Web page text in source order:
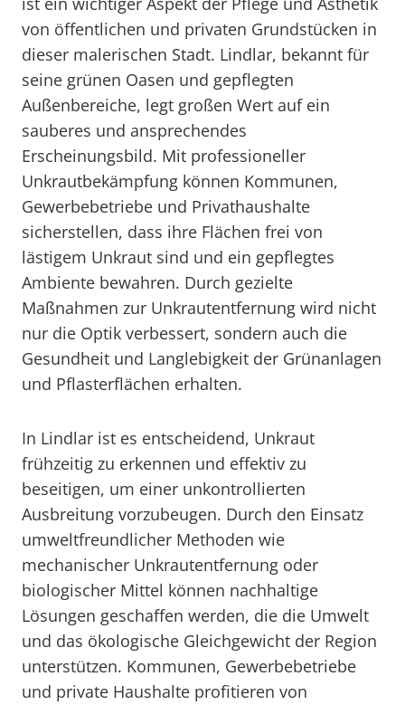
von öffentlichen und privaten Grundstücken in
dieser malerischen Stadt. Lindlar, bekannt für
seine grünen Oasen und gepflegten
Außenbereiche, legt großen Wert auf ein
sauberes und ansprechendes
Erscheinungsbild. Mit professioneller
Unkrautbekämpfung können Kommunen,
Gewerbebetriebe und Privathaushalte
sicherstellen, dass ihre Flächen frei von
lästigem Unkraut sind und ein gepflegtes
Ambiente bewahren. Durch gezielte
Maßnahmen zur Unkrautentfernung wird nicht
nur die Optik verbessert, sondern auch die
Gesundheit und Langlebigkeit der Grünanlagen
und Pflasterflächen erhalten.
In Lindlar ist es entscheidend, Unkraut
frühzeitig zu erkennen und effektiv zu
beseitigen, um einer unkontrollierten
Ausbreitung vorzubeugen. Durch den Einsatz
umweltfreundlicher Methoden wie
mechanischer Unkrautentfernung oder
biologischer Mittel können nachhaltige
Lösungen geschaffen werden, die die Umwelt
und das ökologische Gleichgewicht der Region
unterstützen. Kommunen, Gewerbebetriebe
und private Haushalte profitieren von